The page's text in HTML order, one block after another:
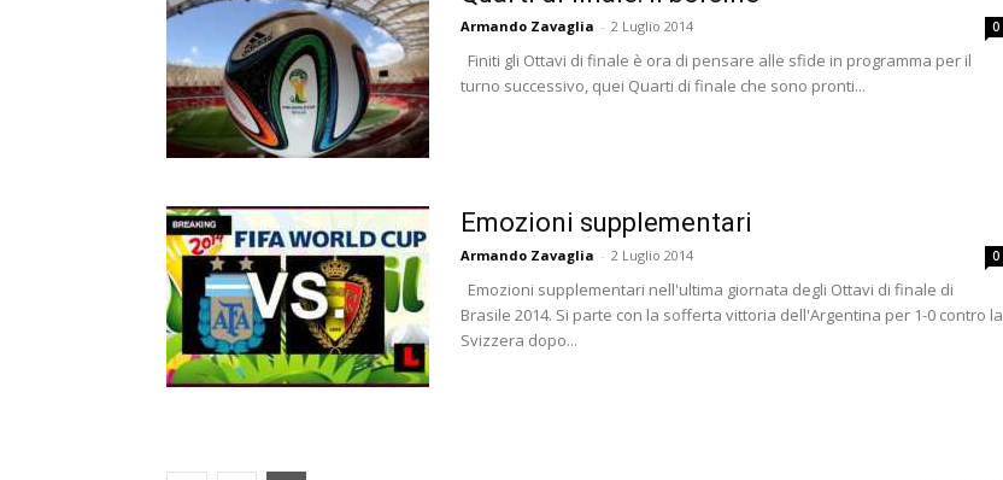
Armando Zavaglia - 2 Luglio 2014 0
Finiti gli Ottavi di finale è ora di pensare alle sfide in programma per il
turno successivo, quei Quarti di finale che sono pronti...
Emozioni supplementari
Armando Zavaglia - 2 Luglio 2014 0
Emozioni supplementari nell'ultima giornata degli Ottavi di finale di
Brasile 2014. Si parte con la sofferta vittoria dell'Argentina per 1-0 contro la
Svizzera dopo...